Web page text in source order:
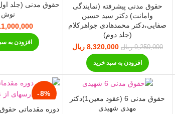
قیمت فعلی:
10,000,000 ریال.
حقوق مدنی پیشرفته (نمایندگی
وامانت) دکتر سید حسین
صفایی،دکتر محمدهادی جواهرکلام
(جلد دوم)
9,250,000 ریال
قیمت اصلی:
بود.
8,320,000 ریال
قیمت فعلی:
افزودن به سبد خرید
حقوق مدنی (جلد
نوش
افزودن به
حقوق مدنی 6 (عقود معین1)دکتر
مهدی شهیدی
-8%
دوره مقدماتی